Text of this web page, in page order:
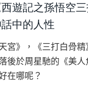
遊記之孫悟空
中的人性
宮》，《三打白骨
後於周星馳的《美
在哪呢？